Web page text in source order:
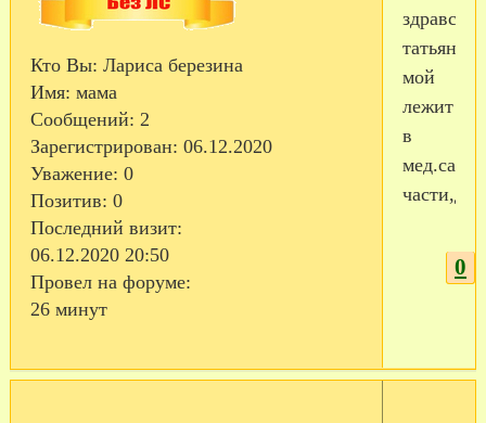
Кто Вы: Лариса березина
Имя: мама
Сообщений: 2
Зарегистрирован: 06.12.2020
Уважение: 0
Позитив: 0
Последний визит:
06.12.2020 20:50
Провел на форуме:
26 минут
татьяна.
мой
лежит
в
мед.сан
0